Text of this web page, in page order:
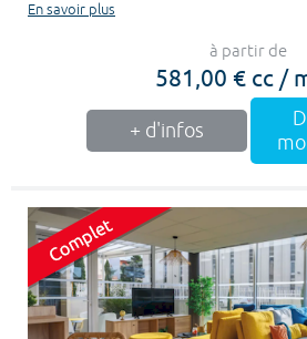
En savoir plus
à partir de
581,00 € cc /
+ d'infos